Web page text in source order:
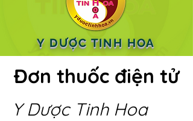
Y DƯỢC TINH HOA
Đơn thuốc điện tử
Y Dược Tinh Hoa